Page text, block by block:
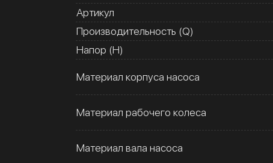
Артикул
Производительность (Q)
Напор (H)
Материал корпуса насоса
Материал рабочего колеса
Материал вала насоса